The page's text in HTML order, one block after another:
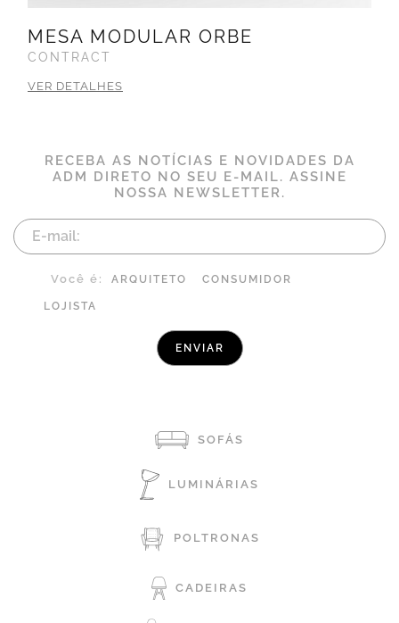
MESA MODULAR ORBE
CONTRACT
VER DETALHES
RECEBA AS NOTÍCIAS E NOVIDADES DA
ADM DIRETO NO SEU E-MAIL. ASSINE
NOSSA NEWSLETTER.
Você é: ARQUITETO CONSUMIDOR
LOJISTA
SOFÁS
LUMINÁRIAS
POLTRONAS
CADEIRAS